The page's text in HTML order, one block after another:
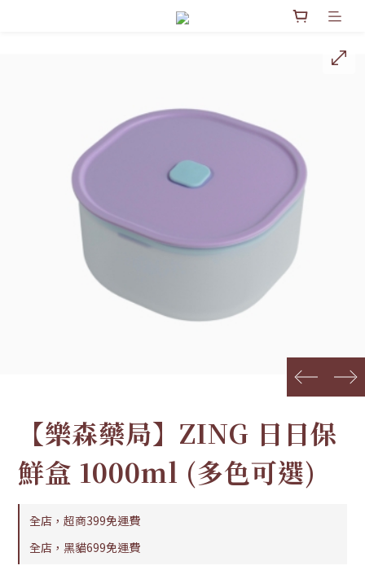
prev next
【樂森藥局】ZING 日日保
鮮盒 1000ml (多色可選)
全店，超商399免運費
全店，黑貓699免運費